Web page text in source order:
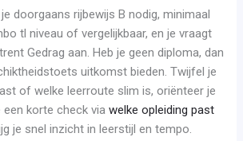
doorgaans rijbewijs B nodig, minimaal
tl niveau of vergelijkbaar, en je vraagt
Gedrag aan. Heb je geen diploma, dan
uitkomst bieden. Twijfel je
of welke leerroute slim is, oriënteer je
een korte check viawelke opleiding past
je snel inzicht in leerstijl en tempo.